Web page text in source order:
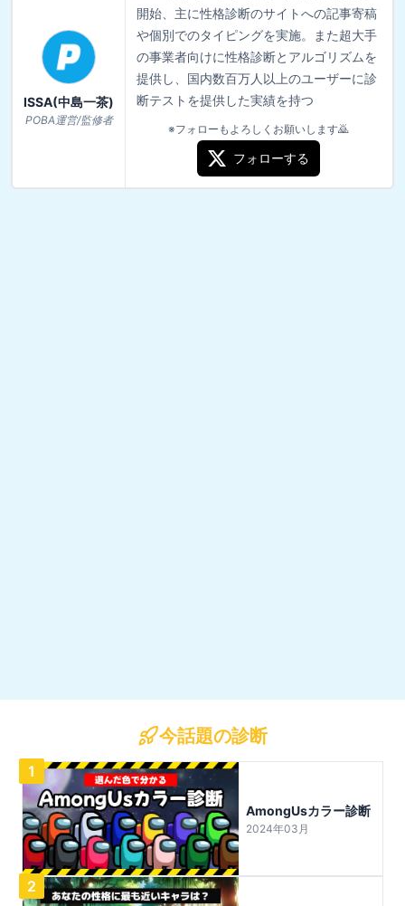
ISSA(中島一茶)
POBA運営/監修者
開始、主に性格診断のサイトへの記事寄稿
や個別でのタイピングを実施。また超大手
の事業者向けに性格診断とアルゴリズムを
提供し、国内数百万人以上のユーザーに診
断テストを提供した実績を持つ
※フォローもよろしくお願いします🙇
フォローする
今話題の診断
1
AmongUsカラー診断
2024年03月
2